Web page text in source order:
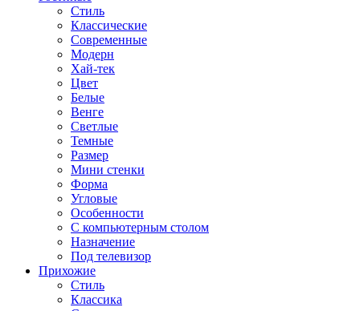
Стиль
Классические
Современные
Модерн
Хай-тек
Цвет
Белые
Венге
Светлые
Темные
Размер
Мини стенки
Форма
Угловые
Особенности
С компьютерным столом
Назначение
Под телевизор
Прихожие
Стиль
Классика